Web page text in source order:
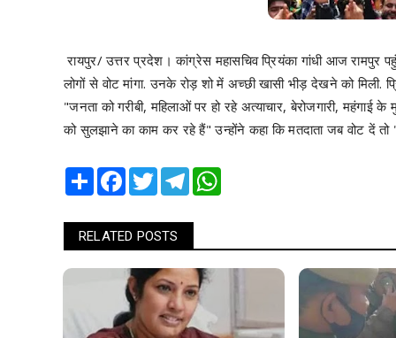
रायपुर/ उत्तर प्रदेश। कांग्रेस महासचिव प्रियंका गांधी आज रामपुर
लोगों से वोट मांगा. उनके रोड़ शो में अच्छी खासी भीड़ देखने को मिली.
"जनता को गरीबी, महिलाओं पर हो रहे अत्याचार, बेरोजगारी, महंगाई
को सुलझाने का काम कर रहे हैं" उन्होंने कहा कि मतदाता जब वोट दें तो
Share Facebook
TwitterTelegram
RELATED POSTS